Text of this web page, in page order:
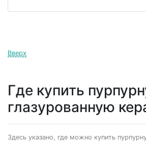
Вверх
Где купить
глазурованную
Здесь указано, где можно купить